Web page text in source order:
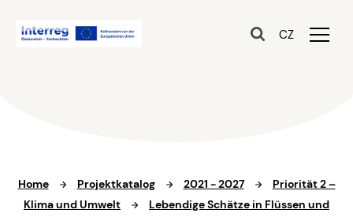
CZ
Home Projektkatalog 2021 - 2027
Priorität 2 –
Klima und Umwelt
Lebendige Schätze in Flüssen und